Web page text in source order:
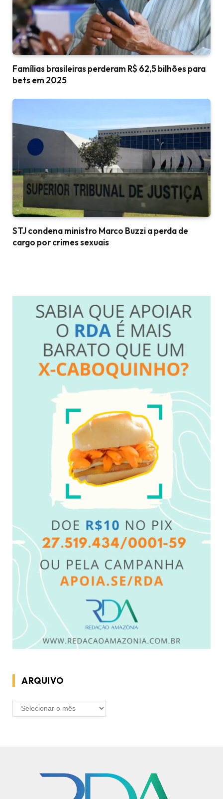
Famílias brasileiras perderam R$ 62,5 bilhões para
bets em 2025
STJ condena ministro Marco Buzzi a perda de
cargo por crimes sexuais
ARQUIVO
ARQUIVO